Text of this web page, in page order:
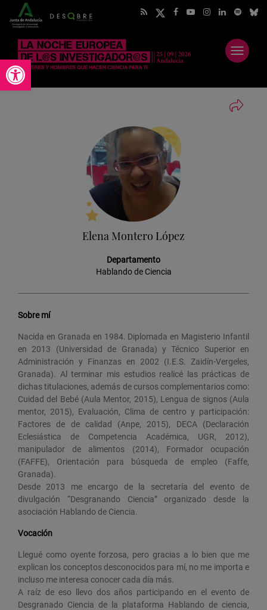
Abrir barra de herramientas
Abrir
menú
Elena Montero López
Departamento
Hablando de Ciencia
Sobre mí
Nacida en Granada en 1984. Diplomada en Magisterio Infantil
en 2013 (Universidad de Granada) y Técnico Superior en
Administración y Finanzas en 2002 (I.E.S. Zaidín-Vergeles,
Granada). Al terminar mis estudios realicé las prácticas de
dichas titulaciones, además de cursos complementarios como:
Cuidad del Bebé (Aula Mentor, 2015), Lengua de signos (Aula
mentor, 2015), Evaluación, Clima de centro y participación:
Factores de de calidad (Anpe, 2015), DECA (Declaración
Eclesiástica de Competencia Académica, UGR, 2012),
manipulador de alimentos (2014), Formador ocupación
(FAFFE), Orientación para búsqueda de empleo (Faffe,
Granada).
Desde 2013 me encargo de la secretaría del evento de
divulgación “Desgranando Ciencia” organizado desde la
asociación Hablando de Ciencia.
Vocación
Llegué como oyente forzosa, pero gracias a lo bien que me
explican los conceptos desconocidos para mí, no me importa e
incluso me interesa conocer cada día más.
A raíz de eso llevo dos años participando en el evento de
Desgranado Ciencia de la plataforma Hablando de ciencia,